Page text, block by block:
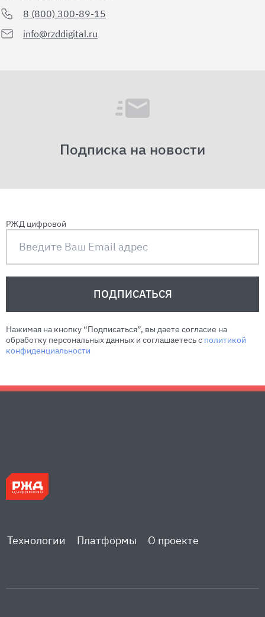
8 (800) 300-89-15
info@rzddigital.ru
Подписка на новости
РЖД цифровой
ПОДПИСАТЬСЯ
Нажимая на кнопку “Подписаться”, вы даете согласие на
обработку персональных данных и соглашаетесь c политикой
конфиденциальности